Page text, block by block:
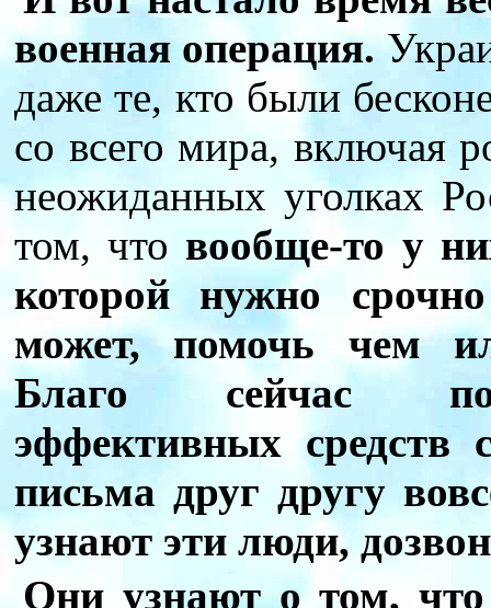
военная операция.
даже те, кто были
со всего мира, включая
неожиданных уголках
том, что вообще-то у
которой нужно
может, помочь чем
Благо сейчас
эффективных средств
письма друг другу
узнают эти люди,
Они узнают о том, что